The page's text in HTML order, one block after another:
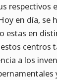
respectivos
en día, se
estas en
centros
a los